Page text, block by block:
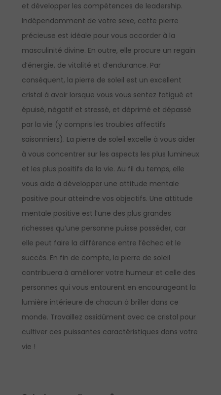
et développer les compétences de leadership.
Indépendamment de votre sexe, cette pierre
précieuse est idéale pour vous accorder à la
masculinité divine. En outre, elle procure un regain
d’énergie, de vitalité et d’endurance. Par
conséquent, la pierre de soleil est un excellent
cristal à avoir lorsque vous vous sentez fatigué et
épuisé, négatif et stressé, et déprimé et dépassé
par la vie (y compris les troubles affectifs
saisonniers). La pierre de soleil excelle à vous aider
à vous concentrer sur les aspects les plus lumineux
et les plus positifs de la vie. Au fil du temps, elle
vous aide à développer une attitude mentale
positive pour atteindre vos objectifs. Une attitude
mentale positive est l’une des plus grandes
richesses qu’une personne puisse posséder, car
elle peut faire la différence entre l’échec et le
succès. En fin de compte, la pierre de soleil
contribuera à améliorer votre humeur et celle des
personnes qui vous entourent en encourageant la
lumière intérieure de chacun à briller dans ce
monde. Travaillez assidûment avec ce cristal pour
cultiver ces puissantes caractéristiques dans votre
vie !